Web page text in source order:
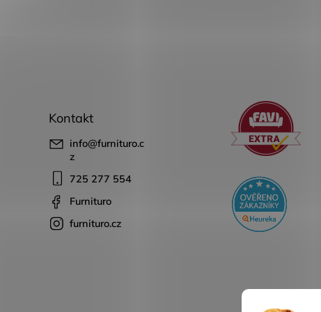
Kontakt
info@furnituro.c
z
725 277 554
Furnituro
furnituro.cz